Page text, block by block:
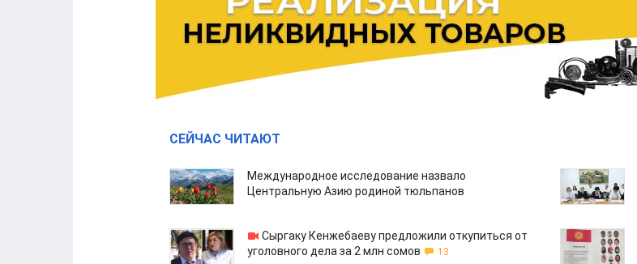
СЕЙЧАС ЧИТАЮТ
Международное исследование назвало
Центральную Азию родиной тюльпанов
Сыргаку Кенжебаеву предложили откупиться от
уголовного дела за 2 млн сомов
13